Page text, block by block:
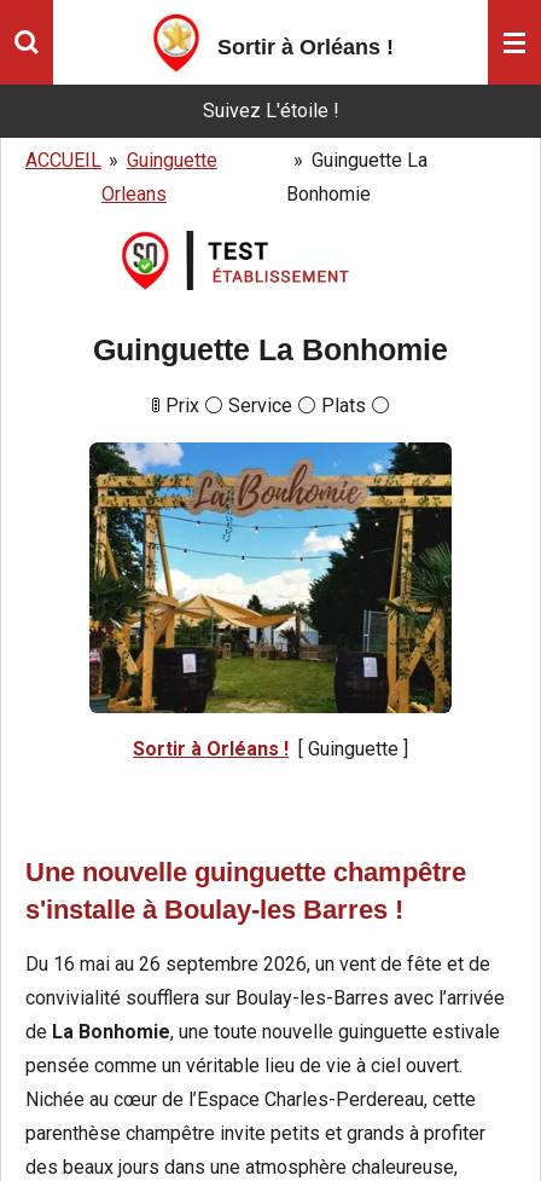
Passer
Sortir à Orléans !
Suivez L'étoile !
ACCUEIL » Guinguette
Orleans
» Guinguette La
Bonhomie
Guinguette La Bonhomie
🚦 Prix ⚪️ Service ⚪️ Plats ⚪️
Sortir à Orléans ! [ Guinguette ]
Une nouvelle guinguette champêtre
s'installe à Boulay-les Barres !
Du 16 mai au 26 septembre 2026, un vent de fête et de
convivialité soufflera sur Boulay-les-Barres avec l’arrivée
de La Bonhomie, une toute nouvelle guinguette estivale
pensée comme un véritable lieu de vie à ciel ouvert.
Nichée au cœur de l’Espace Charles-Perdereau, cette
parenthèse champêtre invite petits et grands à profiter
des beaux jours dans une atmosphère chaleureuse,